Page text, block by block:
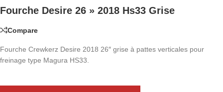
Fourche Desire 26 » 2018 Hs33 Grise
Fourche Crewkerz Desire 2018 26″ grise à pattes verticales pour
freinage type Magura HS33.
Compare